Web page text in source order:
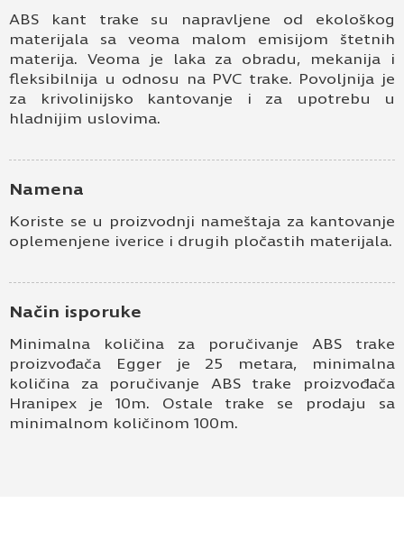
ABS kant trake su napravljene od ekološkog
materijala sa veoma malom emisijom štetnih
materija. Veoma je laka za obradu, mekanija i
fleksibilnija u odnosu na PVC trake. Povoljnija je
za krivolinijsko kantovanje i za upotrebu u
hladnijim uslovima.
Namena
Koriste se u proizvodnji nameštaja za kantovanje
oplemenjene iverice i drugih pločastih materijala.
Način isporuke
Minimalna količina za poručivanje ABS trake
proizvođača Egger je 25 metara, minimalna
količina za poručivanje ABS trake proizvođača
Hranipex je 10m. Ostale trake se prodaju sa
minimalnom količinom 100m.